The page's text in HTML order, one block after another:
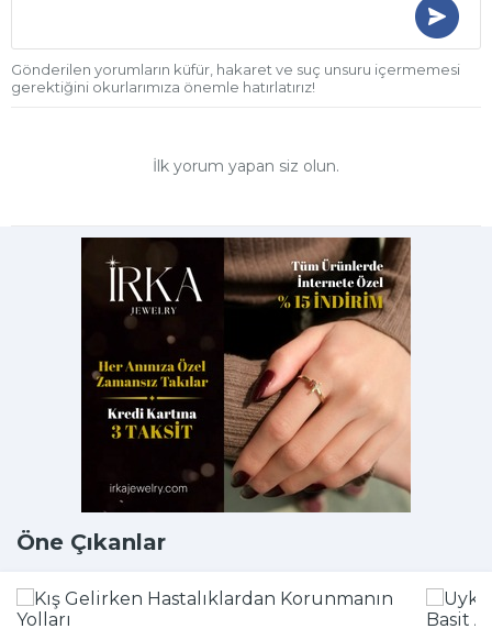
Gönderilen yorumların küfür, hakaret ve suç unsuru içermemesi
gerektiğini okurlarımıza önemle hatırlatırız!
İlk yorum yapan siz olun.
Öne Çıkanlar